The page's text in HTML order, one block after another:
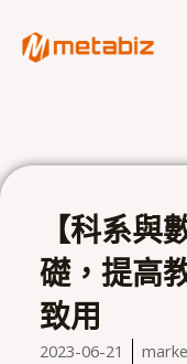
【科系
礎，提高
致用
2023-06-21